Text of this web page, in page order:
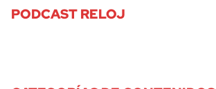
PODCAST RELOJ